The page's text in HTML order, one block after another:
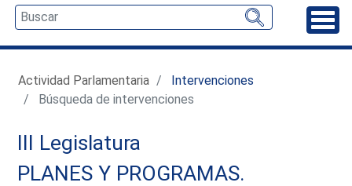
Actividad Parlamentaria
Intervenciones
Búsqueda de intervenciones
III Legislatura
PLANES Y PROGRAMAS.